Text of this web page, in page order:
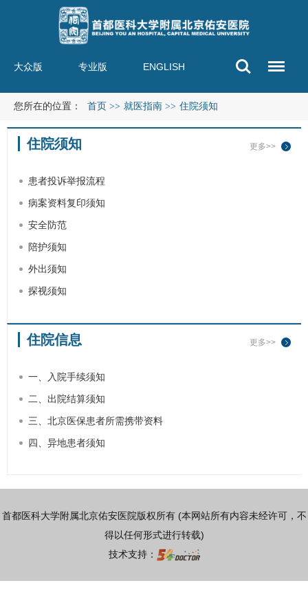
大众版 专业版 ENGLISH
您所在的位置： 首页 >> 就医指南 >> 住院须知
更多>>
住院须知
患者投诉举报流程
病案资料复印须知
安全防范
陪护须知
外出须知
探视须知
更多>>
住院信息
一、入院手续须知
二、出院结算须知
三、北京医保患者所需携带资料
四、异地患者须知
首都医科大学附属北京佑安医院版权所有 (本网站所有内容未经许可，不
得以任何形式进行转载)
技术支持：